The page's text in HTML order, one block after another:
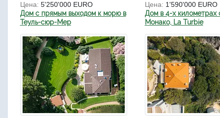
Цена: 5'250'000 EURO
Дом с прямым выходом к морю в
Теуль-сюр-Мер
Цена: 1'590'000 EURO
Дом в 4-х километрах
Монако, La Turbie